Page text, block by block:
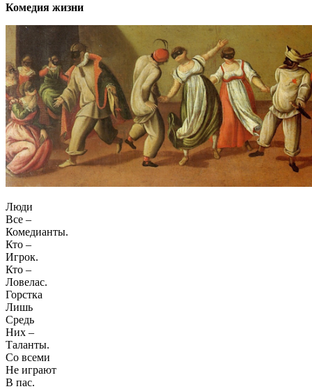
Комедия жизни
Люди
Все –
Комедианты.
Кто –
Игрок.
Кто –
Ловелас.
Горстка
Лишь
Средь
Них –
Таланты.
Со всеми
Не играют
В пас.